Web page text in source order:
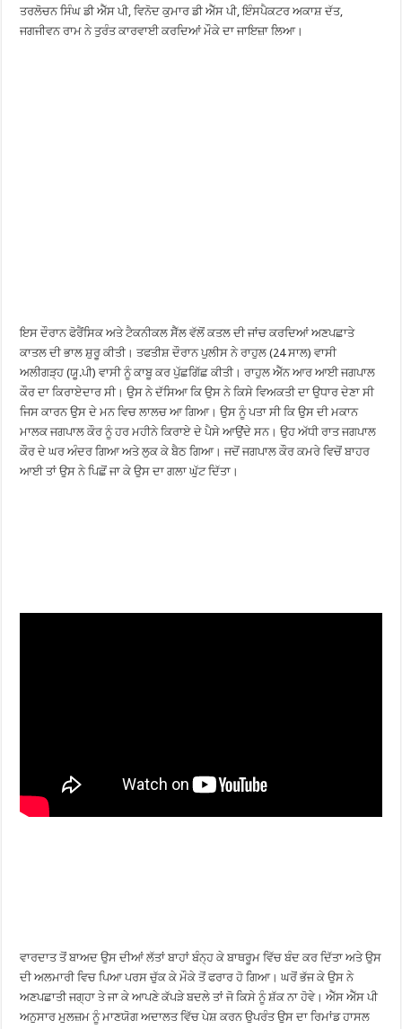
ਤਰਲੋਚਨ ਸਿੰਘ ਡੀ ਐੱਸ ਪੀ, ਵਿਨੋਦ ਕੁਮਾਰ ਡੀ ਐੱਸ ਪੀ, ਇੰਸਪੈਕਟਰ ਅਕਾਸ਼ ਦੱਤ,
ਜਗਜੀਵਨ ਰਾਮ ਨੇ ਤੁਰੰਤ ਕਾਰਵਾਈ ਕਰਦਿਆਂ ਮੌਕੇ ਦਾ ਜਾਇਜ਼ਾ ਲਿਆ।
ਇਸ ਦੌਰਾਨ ਫੋਰੈਂਸਿਕ ਅਤੇ ਟੈਕਨੀਕਲ ਸੈੱਲ ਵੱਲੋਂ ਕਤਲ ਦੀ ਜਾਂਚ ਕਰਦਿਆਂ ਅਣਪਛਾਤੇ
ਕਾਤਲ ਦੀ ਭਾਲ ਸ਼ੁਰੂ ਕੀਤੀ। ਤਫਤੀਸ਼ ਦੌਰਾਨ ਪੁਲੀਸ ਨੇ ਰਾਹੁਲ (24 ਸਾਲ) ਵਾਸੀ
ਅਲੀਗੜ੍ਹ (ਯੂ.ਪੀ) ਵਾਸੀ ਨੂੰ ਕਾਬੂ ਕਰ ਪੁੱਛਗਿੱਛ ਕੀਤੀ। ਰਾਹੁਲ ਐੱਨ ਆਰ ਆਈ ਜਗਪਾਲ
ਕੌਰ ਦਾ ਕਿਰਾਏਦਾਰ ਸੀ। ਉਸ ਨੇ ਦੱਸਿਆ ਕਿ ਉਸ ਨੇ ਕਿਸੇ ਵਿਅਕਤੀ ਦਾ ਉਧਾਰ ਦੇਣਾ ਸੀ
ਜਿਸ ਕਾਰਨ ਉਸ ਦੇ ਮਨ ਵਿਚ ਲਾਲਚ ਆ ਗਿਆ। ਉਸ ਨੂੰ ਪਤਾ ਸੀ ਕਿ ਉਸ ਦੀ ਮਕਾਨ
ਮਾਲਕ ਜਗਪਾਲ ਕੌਰ ਨੂੰ ਹਰ ਮਹੀਨੇ ਕਿਰਾਏ ਦੇ ਪੈਸੇ ਆਉਂਦੇ ਸਨ। ਉਹ ਅੱਧੀ ਰਾਤ ਜਗਪਾਲ
ਕੌਰ ਦੇ ਘਰ ਅੰਦਰ ਗਿਆ ਅਤੇ ਲੁਕ ਕੇ ਬੈਠ ਗਿਆ। ਜਦੋਂ ਜਗਪਾਲ ਕੌਰ ਕਮਰੇ ਵਿਚੋਂ ਬਾਹਰ
ਆਈ ਤਾਂ ਉਸ ਨੇ ਪਿਛੋਂ ਜਾ ਕੇ ਉਸ ਦਾ ਗਲਾ ਘੁੱਟ ਦਿੱਤਾ।
ਵਾਰਦਾਤ ਤੋਂ ਬਾਅਦ ਉਸ ਦੀਆਂ ਲੱਤਾਂ ਬਾਹਾਂ ਬੰਨ੍ਹ ਕੇ ਬਾਥਰੂਮ ਵਿੱਚ ਬੰਦ ਕਰ ਦਿੱਤਾ ਅਤੇ ਉਸ
ਦੀ ਅਲਮਾਰੀ ਵਿਚ ਪਿਆ ਪਰਸ ਚੁੱਕ ਕੇ ਮੌਕੇ ਤੋਂ ਫਰਾਰ ਹੋ ਗਿਆ। ਘਰੋਂ ਭੱਜ ਕੇ ਉਸ ਨੇ
ਅਣਪਛਾਤੀ ਜਗ੍ਹਾ ਤੇ ਜਾ ਕੇ ਆਪਣੇ ਕੱਪੜੇ ਬਦਲੇ ਤਾਂ ਜੋ ਕਿਸੇ ਨੂੰ ਸ਼ੱਕ ਨਾ ਹੋਵੇ। ਐੱਸ ਐੱਸ ਪੀ
ਅਨੁਸਾਰ ਮੁਲਜ਼ਮ ਨੂੰ ਮਾਣਯੋਗ ਅਦਾਲਤ ਵਿੱਚ ਪੇਸ਼ ਕਰਨ ਉਪਰੰਤ ਉਸ ਦਾ ਰਿਮਾਂਡ ਹਾਸਲ